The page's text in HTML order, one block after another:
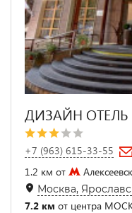
ДИЗАЙН ОТЕЛЬ
+7 (963) 615-33-55
1.2 км от
Москва,
7.2 км от центра